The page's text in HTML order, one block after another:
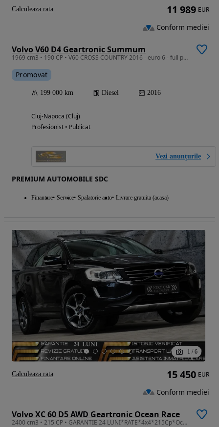
Volvo V60 D4 Geartronic Summum
1969 cm3 • 190 CP • V60 CROSS COUNTRY 2016 - euro 6 - full piele - jante 19 - navi - pilot
Promovat
199 000 km Diesel 2016
Cluj-Napoca (Cluj)
Profesionist • Publicat
Vezi anunțurile
PREMIUM AUTOMOBILE SDC
Finantare Service Spalatorie auto Livrare gratuita (acasa)
11 989 EUR
Conform mediei
Calculeaza rata
1 / 6
Volvo XC 60 D5 AWD Geartronic Ocean Race
2400 cm3 • 215 CP • GARANTIE 24 LUNI*RATE*4x4*215Cp*Ocean Race *Automata*Trapa*Piele*Full
15 450 EUR
Conform mediei
Calculeaza rata